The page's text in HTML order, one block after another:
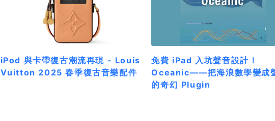
iPod 與卡帶復古潮流再現 - Louis
Vuitton 2025 春季復古音樂配件
免費 iPad 入坑聲音設計！
Oceanic——把海浪數學變成
的奇幻 Plugin